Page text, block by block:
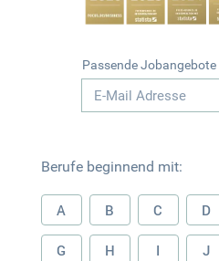
Passende
Berufe beginnend mit:
A B C D
G H I J